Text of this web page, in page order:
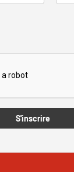
S'inscrire